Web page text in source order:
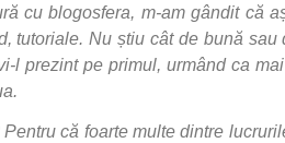
cu blogosfera, m-am gândit că
tutoriale. Nu știu cât de bună sau
l prezint pe primul, urmând ca
că foarte multe dintre